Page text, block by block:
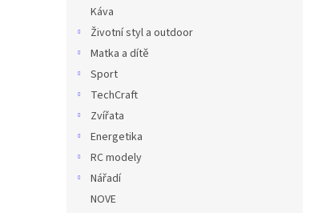
Káva
Životní styl a outdoor
Matka a dítě
Sport
TechCraft
Zvířata
Energetika
RC modely
Nářadí
NOVE